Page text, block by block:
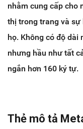
nhằm cung cấp cho
thị trong trang và sự
họ. Không có độ dài
nhưng hầu như tất
ngắn hơn 160 ký tự.
Thẻ mô tả